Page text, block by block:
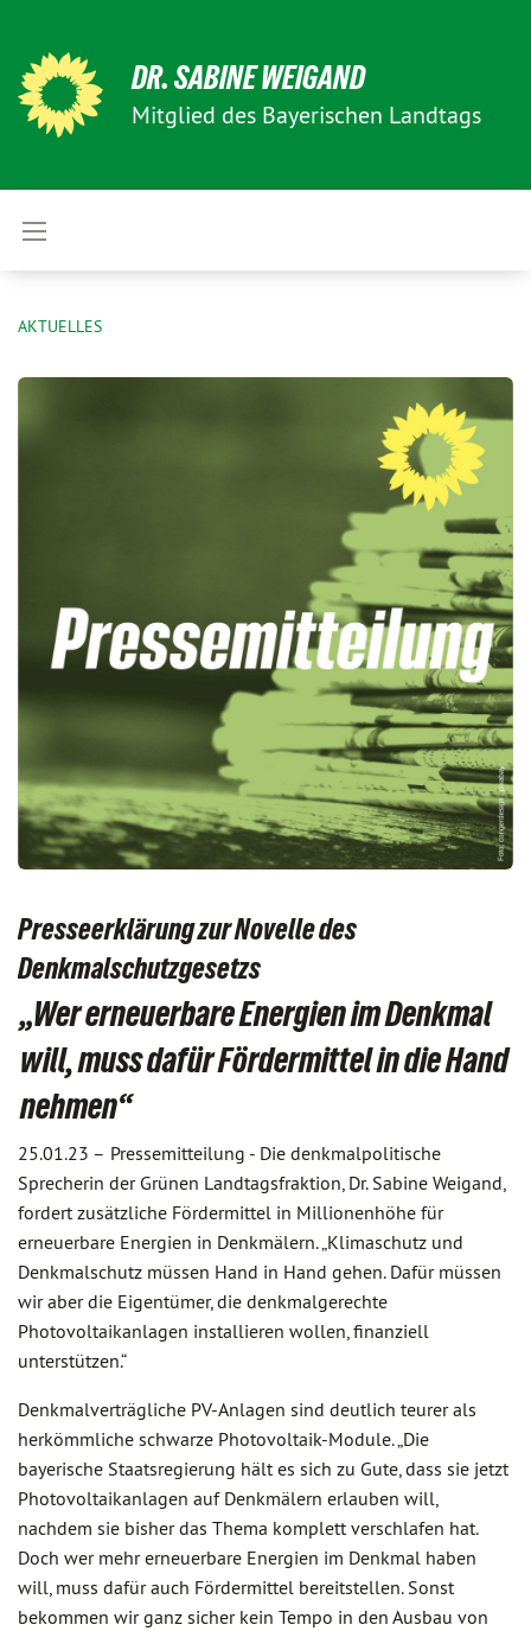
DR. SABINE WEIGAND
Mitglied des Bayerischen Landtags
AKTUELLES
Presseerklärung zur Novelle des
Denkmalschutzgesetzs
„Wer erneuerbare Energien im Denkmal
will, muss dafür Fördermittel in die Hand
nehmen“
25.01.23 – Pressemitteilung - Die denkmalpolitische
Sprecherin der Grünen Landtagsfraktion, Dr. Sabine Weigand,
fordert zusätzliche Fördermittel in Millionenhöhe für
erneuerbare Energien in Denkmälern. „Klimaschutz und
Denkmalschutz müssen Hand in Hand gehen. Dafür müssen
wir aber die Eigentümer, die denkmalgerechte
Photovoltaikanlagen installieren wollen, finanziell
unterstützen.“
Denkmalverträgliche PV-Anlagen sind deutlich teurer als
herkömmliche schwarze Photovoltaik-Module. „Die
bayerische Staatsregierung hält es sich zu Gute, dass sie jetzt
Photovoltaikanlagen auf Denkmälern erlauben will,
nachdem sie bisher das Thema komplett verschlafen hat.
Doch wer mehr erneuerbare Energien im Denkmal haben
will, muss dafür auch Fördermittel bereitstellen. Sonst
bekommen wir ganz sicher kein Tempo in den Ausbau von